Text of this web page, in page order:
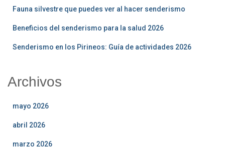
Fauna silvestre que puedes ver al hacer senderismo
Beneficios del senderismo para la salud 2026
Senderismo en los Pirineos: Guía de actividades 2026
Archivos
mayo 2026
abril 2026
marzo 2026